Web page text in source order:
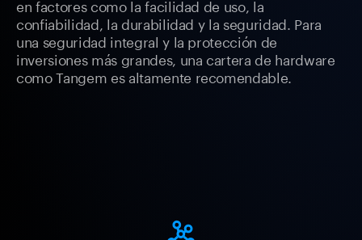
en factores como la facilidad de uso, la
confiabilidad, la durabilidad y la seguridad. Para
una seguridad integral y la protección de
inversiones más grandes, una cartera de hardware
como Tangem es altamente recomendable.